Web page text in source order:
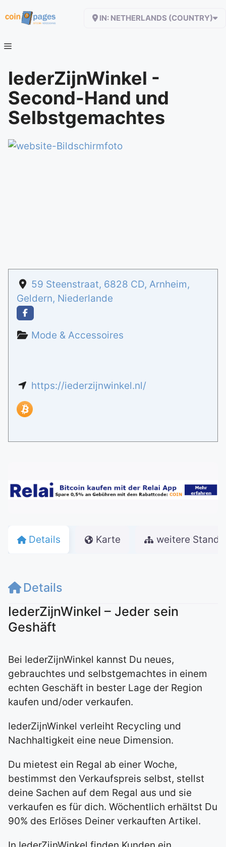
Inhalt
IN: NETHERLANDS (COUNTRY)
IederZijnWinkel -
Second-Hand und
Selbstgemachtes
59 Steenstraat, 6828 CD, Arnheim,
Geldern, Niederlande
Mode & Accessoires
https://iederzijnwinkel.nl/
Details Karte weitere
Details
IederZijnWinkel – Jeder sein
Geshäft
Bei IederZijnWinkel kannst Du neues,
gebrauchtes und selbstgemachtes in einem
echten Geschäft in bester Lage der Region
kaufen und/oder verkaufen.
IederZijnWinkel verleiht Recycling und
Nachhaltigkeit eine neue Dimension.
Du mietest ein Regal ab einer Woche,
bestimmst den Verkaufspreis selbst, stellst
deine Sachen auf dem Regal aus und sie
verkaufen es für dich. Wöchentlich erhältst Du
90% des Erlöses Deiner verkauften Artikel.